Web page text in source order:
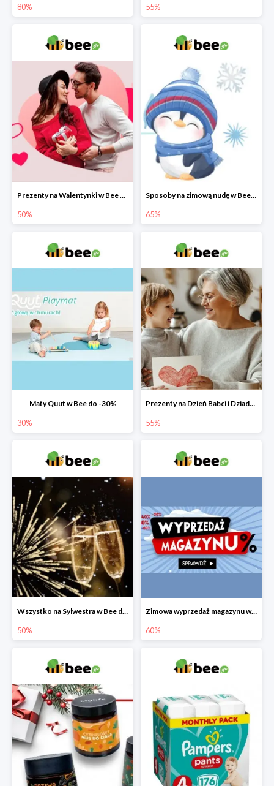
80% 55%
Prezenty na Walentynki w Bee do -50%
50%
Sposoby na zimową nudę w Bee do 65%
65%
Maty Quut w Bee do -30%
30%
Prezenty na Dzień Babci i Dziadka w Bee do -55%
55%
Wszystko na Sylwestra w Bee do -50%
50%
Zimowa wyprzedaż magazynu w Bee do -60%
60%